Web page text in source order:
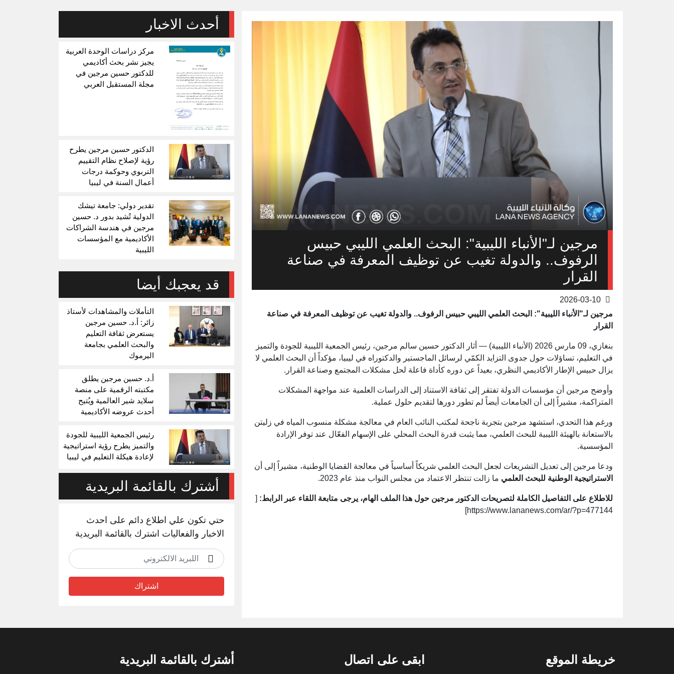
مرجين لـ"الأنباء الليبية": البحث العلمي الليبي حبيس
الرفوف.. والدولة تغيب عن توظيف المعرفة في صناعة
القرار
مرجين لـ"الأنباء الليبية": البحث العلمي الليبي حبيس الرفوف.. والدولة تغيب عن توظيف المعرفة في صناعة
القرار
بنغازي، 09 مارس 2026 (الأنباء الليبية) — أثار الدكتور حسين سالم مرجين، رئيس الجمعية الليبية للجودة والتميز
في التعليم، تساؤلات حول جدوى التزايد الكمّي لرسائل الماجستير والدكتوراه في ليبيا، مؤكداً أن البحث العلمي لا
يزال حبيس الإطار الأكاديمي النظري، بعيداً عن دوره كأداة فاعلة لحل مشكلات المجتمع وصناعة القرار.
وأوضح مرجين أن مؤسسات الدولة تفتقر إلى ثقافة الاستناد إلى الدراسات العلمية عند مواجهة المشكلات
المتراكمة، مشيراً إلى أن الجامعات أيضاً لم تطور دورها لتقديم حلول عملية.
ورغم هذا التحدي، استشهد مرجين بتجربة ناجحة لمكتب النائب العام في معالجة مشكلة منسوب المياه في زليتن
بالاستعانة بالهيئة الليبية للبحث العلمي، مما يثبت قدرة البحث المحلي على الإسهام الفعّال عند توفر الإرادة
المؤسسية.
ودعا مرجين إلى تعديل التشريعات لجعل البحث العلمي شريكاً أساسياً في معالجة القضايا الوطنية، مشيراً إلى أن
الاستراتيجية الوطنية للبحث العلمي ما زالت تنتظر الاعتماد من مجلس النواب منذ عام 2023.
للاطلاع على التفاصيل الكاملة لتصريحات الدكتور مرجين حول هذا الملف الهام، يرجى متابعة اللقاء عبر الرابط: [
https://www.lananews.com/ar/?p=477144]
أحدث الاخبار
مركز دراسات الوحدة العربية
يجيز نشر بحث أكاديمي
للدكتور حسين مرجين في
مجلة المستقبل العربي
الدكتور حسين مرجين يطرح
رؤية لإصلاح نظام التقييم
التربوي وحوكمة درجات
أعمال السنة في ليبيا
تقدير دولي: جامعة تيشك
الدولية تُشيد بدور د. حسين
مرجين في هندسة الشراكات
الأكاديمية مع المؤسسات
الليبية
قد يعجبك أيضا
التأملات والمشاهدات لأستاذ
زائر: أ.د. حسين مرجين
يستعرض ثقافة التعليم
والبحث العلمي بجامعة
اليرموك
أ.د. حسين مرجين يطلق
مكتبته الرقمية على منصة
سلايد شير العالمية ويُتيح
أحدث عروضه الأكاديمية
رئيس الجمعية الليبية للجودة
والتميز يطرح رؤية استراتيجية
لإعادة هيكلة التعليم في ليبيا
أشترك بالقائمة البريدية
حتي تكون علي اطلاع دائم على احدث
الاخبار والفعاليات اشترك بالقائمة البريدية
اشتراك
خريطة الموقع ابقى على اتصال أشترك بالقائمة البريدية